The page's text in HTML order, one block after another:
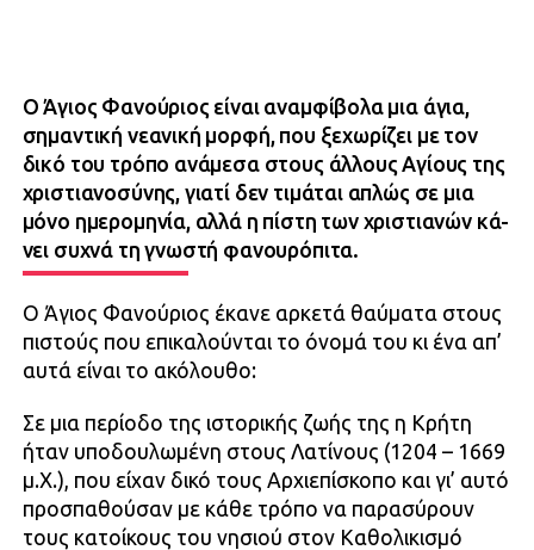
Ο Άγιος Φανούριος είναι αναμφίβολα μια άγια,
σημαντική νεανική μορφή, που ξεχωρίζει με τον
δικό του τρόπο ανάμεσα στους άλλους Αγίους της
χριστιανοσύνης, γιατί δεν τιμάται απλώς σε μια
μόνο ημε­ρομηνία, αλλά η πίστη των χριστιανών κά­
νει συχνά τη γνωστή φανουρόπιτα.
Ο Άγιος Φανούριος έκανε αρκετά θαύματα στους
πιστούς που επικαλούνται το όνομά του κι ένα απ’
αυτά είναι το ακό­λουθο:
Σε μια περίοδο της ιστορικής ζωής της η Κρήτη
ήταν υποδουλωμένη στους Λατίνους (1204 – 1669
μ.Χ.), που είχαν δικό τους Αρ­χιεπίσκοπο και γι’ αυτό
προσπαθούσαν με κάθε τρόπο να παρασύρουν
τους κατοίκους του νησιού στον Καθολικισμό